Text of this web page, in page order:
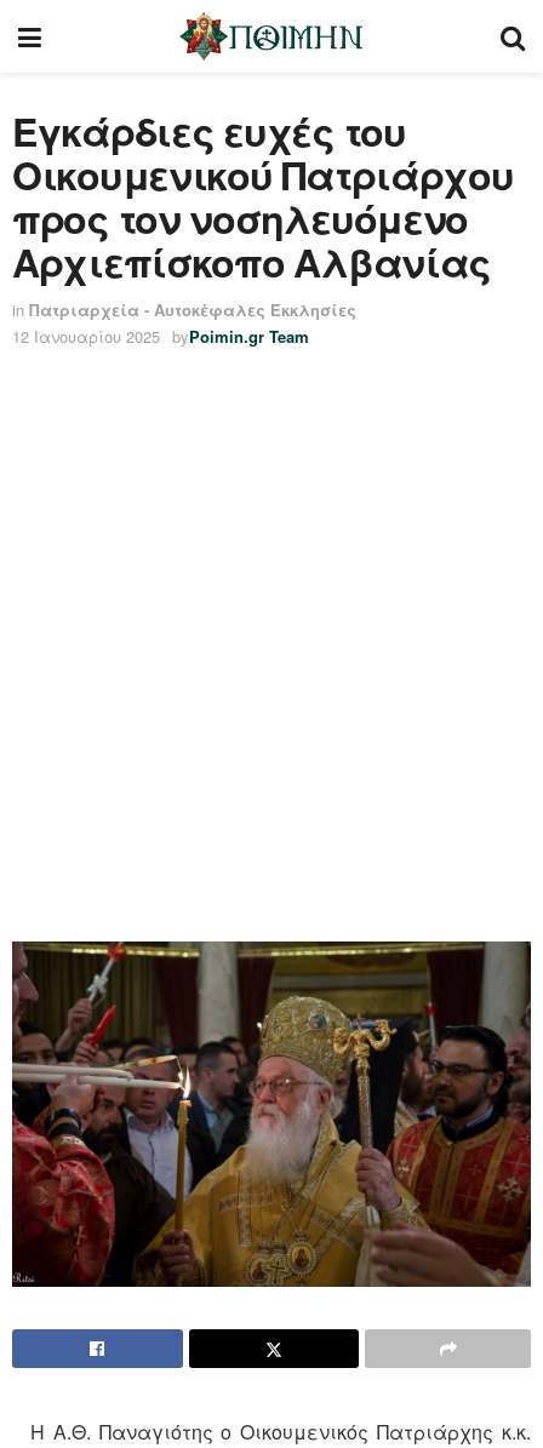
Εγκάρδιες ευχές του
Οικουμενικού Πατριάρχου
προς τον νοσηλευόμενο
Αρχιεπίσκοπο Αλβανίας
in Πατριαρχεία - Αυτοκέφαλες Εκκλησίες
12 Ιανουαρίου 2025 byPoimin.gr Team
Η Α.Θ. Παναγιότης ο Οικουμενικός Πατριάρχης κ.κ.